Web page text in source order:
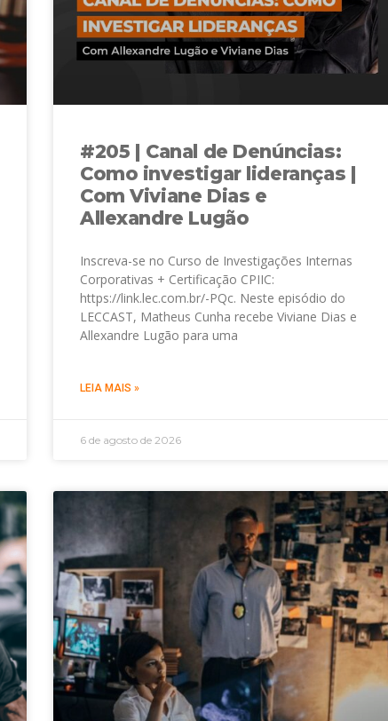
#205 | Canal de Denúncias:
Como investigar lideranças |
Com Viviane Dias e
Allexandre Lugão
Inscreva-se no Curso de Investigações Internas
Corporativas + Certificação CPIIC:
https://link.lec.com.br/-PQc. Neste episódio do
LECCAST, Matheus Cunha recebe Viviane Dias e
Allexandre Lugão para uma
LEIA MAIS »
6 de agosto de 2026